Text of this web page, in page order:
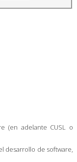
(en adelante CUSL o
desarrollo de software,